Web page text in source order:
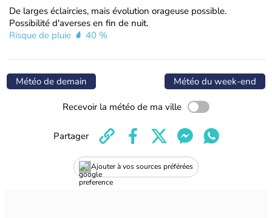
De larges éclaircies, mais évolution orageuse possible.
Possibilité d'averses en fin de nuit.
Risque de pluie
40 %
Météo de demain Météo du week-end
Recevoir la météo de ma ville
Ajouter à vos sources préférées
Partager